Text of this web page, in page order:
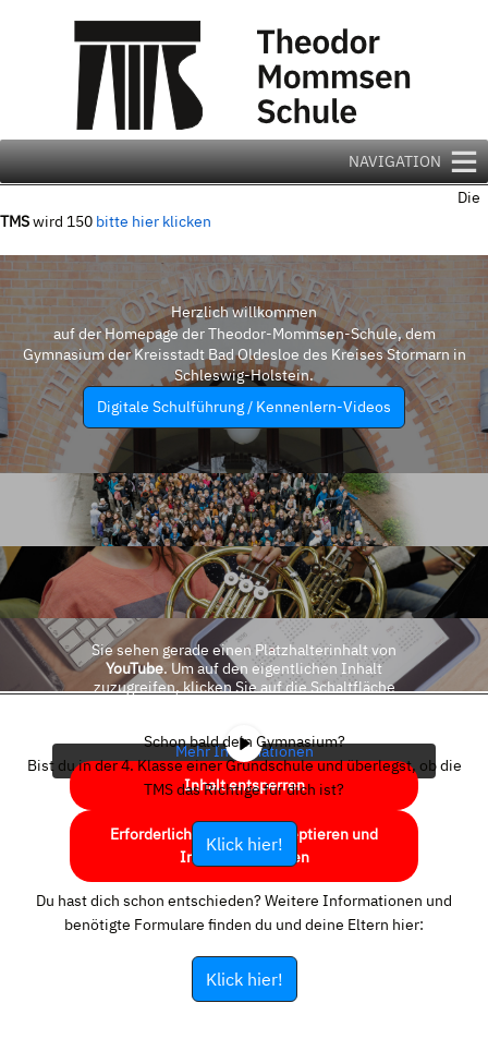
NAVIGATION
Die
TMSwird 150 bitte hier klicken
Herzlich willkommen
auf der Homepage der Theodor-Mommsen-Schule, dem
Gymnasium der Kreisstadt Bad Oldesloe des Kreises Stormarn in
Schleswig-Holstein.
Digitale Schulführung / Kennenlern-Videos
Sie sehen gerade einen Platzhalterinhalt von
YouTube. Um auf den eigentlichen Inhalt
zuzugreifen, klicken Sie auf die Schaltfläche
Mehr Informationen
Inhalt entsperren
Erforderlichen Service akzeptieren und
Inhalte entsperren
Schon bald dein Gymnasium?
Bist du in der 4. Klasse einer Grundschule und überlegst, ob die
TMS das Richtige für dich ist?
Klick hier!
Du hast dich schon entschieden? Weitere Informationen und
benötigte Formulare finden du und deine Eltern hier:
Klick hier!